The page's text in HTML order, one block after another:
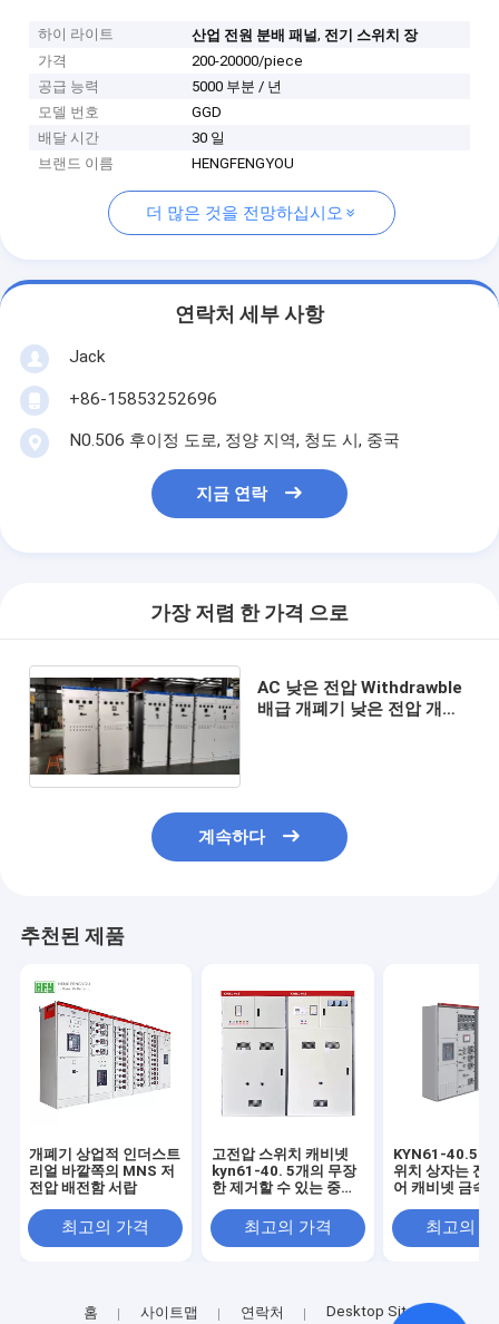
하이 라이트 산업 전원 분배 패널, 전기 스위치 장
가격
200-20000/piece
공급 능력
5000 부분 / 년
모델 번호
GGD
배달 시간
30 일
브랜드 이름
HENGFENGYOU
더 많은 것을 전망하십시오
연락처 세부 사항
Jack
+86-15853252696
N0.506 후이정 도로, 정양 지역, 청도 시, 중국
지금 연락
가장 저렴 한 가격 으로
AC 낮은 전압 Withdrawble
배급 개폐기 낮은 전압 개폐
계속하다
추천된 제품
개폐기 상업적 인더스트
리얼 바깥쪽의 MNS 저
전압 배전함 서랍
최고의 가격
고전압 스위치 캐비넷
kyn61-40. 5개의 무장
한 제거할 수 있는 중앙
압 스위치 캐비넷
KYN28A-12
최고의 가격
KYN61-40.5 고
위치 상자는 전
어 캐비넷 금속
다
최고의
홈 사이트맵 연락처 Desktop Site